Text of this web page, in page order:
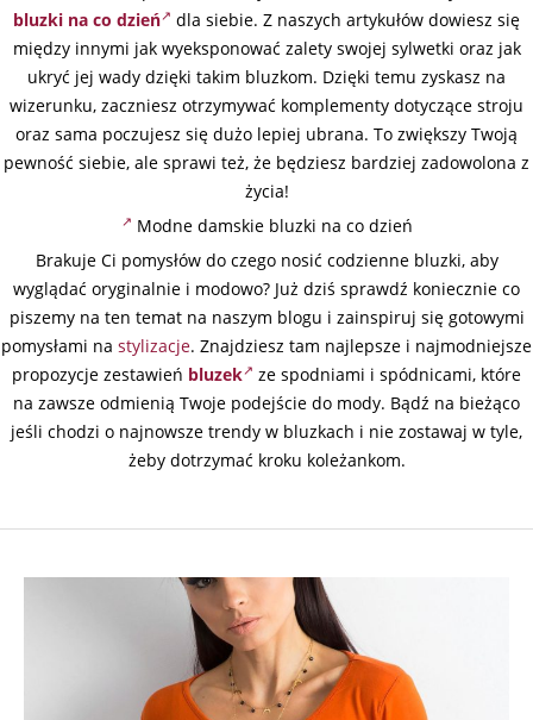
bluzki na co dzień
dla siebie. Z naszych artykułów dowiesz się
między innymi jak wyeksponować zalety swojej sylwetki oraz jak
ukryć jej wady dzięki takim bluzkom. Dzięki temu zyskasz na
wizerunku, zaczniesz otrzymywać komplementy dotyczące stroju
oraz sama poczujesz się dużo lepiej ubrana. To zwiększy Twoją
pewność siebie, ale sprawi też, że będziesz bardziej zadowolona z
życia!
Modne damskie bluzki na co dzień
Brakuje Ci pomysłów do czego nosić codzienne bluzki, aby
wyglądać oryginalnie i modowo? Już dziś sprawdź koniecznie co
piszemy na ten temat na naszym blogu i zainspiruj się gotowymi
pomysłami na stylizacje. Znajdziesz tam najlepsze i najmodniejsze
propozycje zestawień bluzek
ze spodniami i spódnicami, które
na zawsze odmienią Twoje podejście do mody. Bądź na bieżąco
jeśli chodzi o najnowsze trendy w bluzkach i nie zostawaj w tyle,
żeby dotrzymać kroku koleżankom.